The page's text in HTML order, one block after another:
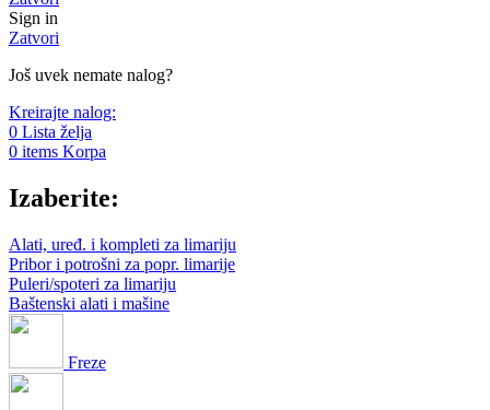
Sign in
Zatvori
Još uvek nemate nalog?
Kreirajte nalog:
0 Lista želja
0 items Korpa
Izaberite:
Alati, uređ. i kompleti za limariju
Pribor i potrošni za popr. limarije
Puleri/spoteri za limariju
Baštenski alati i mašine
Freze